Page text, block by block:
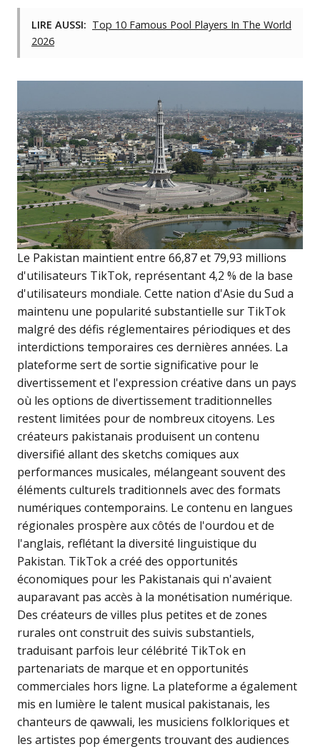
LIRE AUSSI: Top 10 Famous Pool Players In The World
2026
Le Pakistan maintient entre 66,87 et 79,93 millions
d'utilisateurs TikTok, représentant 4,2 % de la base
d'utilisateurs mondiale. Cette nation d'Asie du Sud a
maintenu une popularité substantielle sur TikTok
malgré des défis réglementaires périodiques et des
interdictions temporaires ces dernières années. La
plateforme sert de sortie significative pour le
divertissement et l'expression créative dans un pays
où les options de divertissement traditionnelles
restent limitées pour de nombreux citoyens. Les
créateurs pakistanais produisent un contenu
diversifié allant des sketchs comiques aux
performances musicales, mélangeant souvent des
éléments culturels traditionnels avec des formats
numériques contemporains. Le contenu en langues
régionales prospère aux côtés de l'ourdou et de
l'anglais, reflétant la diversité linguistique du
Pakistan. TikTok a créé des opportunités
économiques pour les Pakistanais qui n'avaient
auparavant pas accès à la monétisation numérique.
Des créateurs de villes plus petites et de zones
rurales ont construit des suivis substantiels,
traduisant parfois leur célébrité TikTok en
partenariats de marque et en opportunités
commerciales hors ligne. La plateforme a également
mis en lumière le talent musical pakistanais, les
chanteurs de qawwali, les musiciens folkloriques et
les artistes pop émergents trouvant des audiences